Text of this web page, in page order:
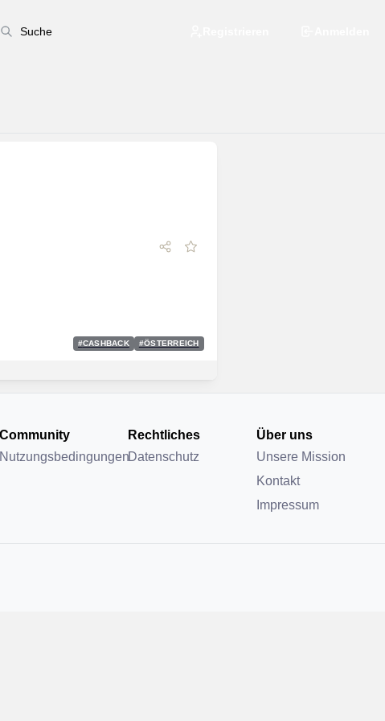
#CASHBACK #ÖSTERREICH
Community
Nutzungsbedingungen
Rechtliches
Datenschutz
Über uns
Unsere Mission
Kontakt
Impressum